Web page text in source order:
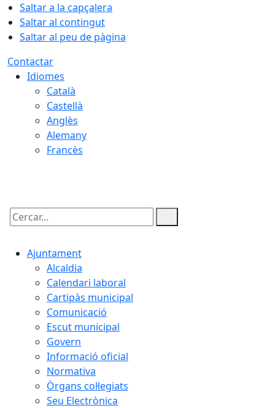
Saltar a la capçalera
Saltar al contingut
Saltar al peu de pàgina
Contactar
Idiomes
Català
Castellà
Anglès
Alemany
Francès
Cercar:
Ajuntament
Alcaldia
Calendari laboral
Cartipàs municipal
Comunicació
Escut municipal
Govern
Informació oficial
Normativa
Òrgans col·legiats
Seu Electrònica